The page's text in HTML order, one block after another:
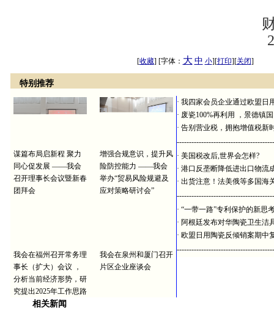
[收藏] [字体： 大 中 小][打印][关闭]
特别推荐
谋篇布局启新程 聚力
同心促发展 ——我会
召开理事长会议暨新春
团拜会
增强合规意识，提升风
险防控能力 ——我会
举办“贸易风险规避及
应对策略研讨会”
我会在福州召开常务理
事长（扩大）会议 ，
分析当前经济形势，研
究提出2025年工作思路
我会在泉州和厦门召开
片区企业座谈会
· 我四家会员企业通过欧盟日
· 废瓷100%再利用 ，景德镇
· 告别营业税，拥抱增值税新
· 美国税改后,世界会怎样?
· 港口反垄断降低进出口物流
· 出货注意！法美俄等多国海
· “一带一路”专利保护的新思
· 阿根廷发布对华陶瓷卫生洁
· 欧盟日用陶瓷反倾销案期中
相关新闻